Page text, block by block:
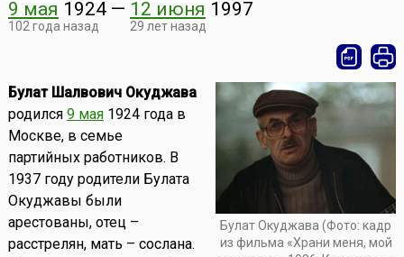
9 мая 1924
102 года назад
— 12 июня 1997
29 лет назад
Булат Окуджава (Фото: кадр
из фильма «Храни меня, мой
Булат Шалвович Окуджава
родился 9 мая1924 года в
Москве, в семье
партийных работников. В
1937 году родители Булата
Окуджавы были
арестованы, отец –
расстрелян, мать – сослана.